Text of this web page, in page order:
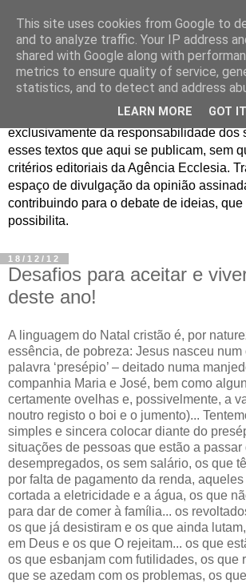
Jornal de Opinião
São muitos os textos enviados para a
pedido de publicação. De diferentes
contextos sociais e eclesiais, o seu
exclusivamente da responsabilidade dos
esses textos que aqui se publicam, sem
critérios editoriais da Agência Ecclesia.
espaço de divulgação da opinião
contribuindo para o debate de ideias, que
possibilita.
18/12/12
Desafios para aceitar e
deste ano!
A linguagem do Natal cristão é, por
essência, de pobreza: Jesus nasceu num
palavra ‘presépio’ – deitado numa
companhia Maria e José, bem como
certamente ovelhas e, possivelmente, a
noutro registo o boi e o jumento)...
simples e sincera colocar diante do
situações de pessoas que estão a
desempregados, os sem salário, os que
por falta de pagamento da renda,
cortada a eletricidade e a água, os que
para dar de comer à família... os
os que já desistiram e os que ainda
em Deus e os que O rejeitam... os que
os que esbanjam com futilidades, os que
que se azedam com os problemas, os
This site uses cookies from Google to
and to analyze traffic. Your IP address
shared with Google along with
metrics to ensure quality of service,
statistics, and to detect and address
LEARN MORE GOT IT